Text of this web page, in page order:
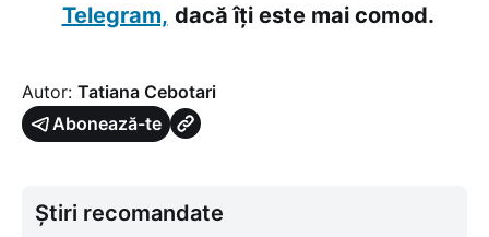
Telegram, dacă îți este mai comod.
Autor: Tatiana Cebotari
Abonează-te
Știri recomandate